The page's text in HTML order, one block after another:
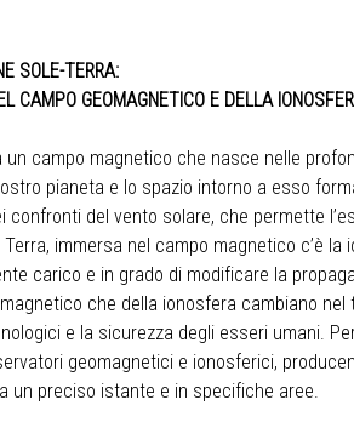
SOLE-TERRA:
CAMPO GEOMAGNETICO E DELLA
un campo magnetico che nasce nelle
pianeta e lo spazio intorno a esso
confronti del vento solare, che permette
Terra, immersa nel campo magnetico c’è
carico e in grado di modificare la
che della ionosfera cambiano
e la sicurezza degli esseri umani.
geomagnetici e ionosferici,
un preciso istante e in specifiche aree.